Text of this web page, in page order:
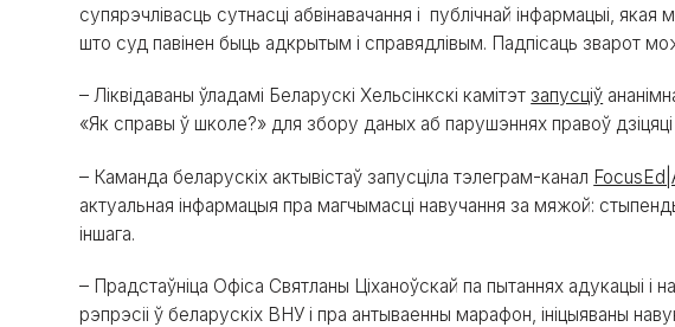
супярэчлівасць сутнасці абвінавачання і публічнай інфармацыі,
што суд павінен быць адкрытым і справядлівым. Падпісаць зварот
– Ліквідаваны ўладамі Беларускі Хельсінкскі камітэт запусціў
«Як справы ў школе?» для збору даных аб парушэннях правоў
– Каманда беларускіх актывістаў запусціла тэлеграм-канал
актуальная інфармацыя пра магчымасці навучання за мяжой:
іншага.
– Прадстаўніца Офіса Святланы Ціханоўскай па пытаннях адукацыі і
рэпрэсіі ў беларускіх ВНУ і пра антываенны марафон, ініцыяваны